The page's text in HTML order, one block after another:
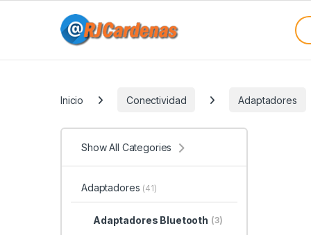
Inicio Conectividad Adaptadores
Show All Categories
Adaptadores (41)
Adaptadores Bluetooth (3)